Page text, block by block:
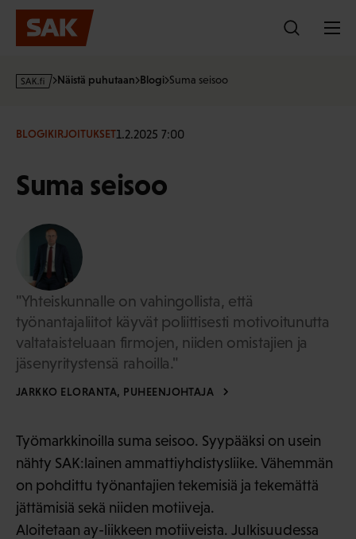
Hyppää
sisältöön
s
·
Näistä puhutaan Blogi Suma seisoo
BLOGIKIRJOITUKSET1.2.2025 7:00
Suma seisoo
"Yhteiskunnalle on vahingollista, että
työnantajaliitot käyvät poliittisesti motivoitunutta
valtataisteluaan firmojen, niiden omistajien ja
jäsenyritystensä rahoilla."
JARKKO ELORANTA, PUHEENJOHTAJA
Työmarkkinoilla suma seisoo. Syypääksi on usein
nähty SAK:lainen ammattiyhdistysliike. Vähemmän
on pohdittu työnantajien tekemisiä ja tekemättä
jättämisiä sekä niiden motiiveja.
Aloitetaan ay-liikkeen motiiveista. Julkisuudessa